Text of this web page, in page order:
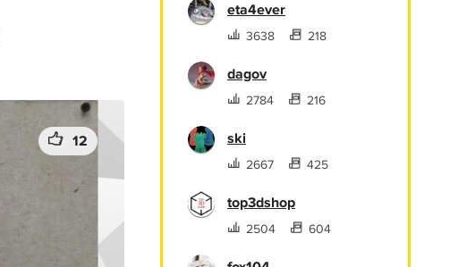
12
eta4ever
3638 218
dagov
2784 216
ski
2667 425
top3dshop
2504 604